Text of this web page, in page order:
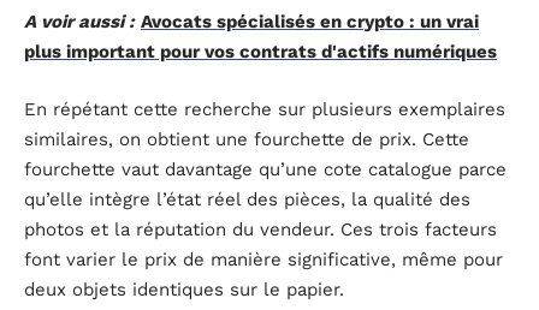
A voir aussi : Avocats spécialisés en crypto : un vrai
plus important pour vos contrats d'actifs numériques
En répétant cette recherche sur plusieurs exemplaires
similaires, on obtient une fourchette de prix. Cette
fourchette vaut davantage qu’une cote catalogue parce
qu’elle intègre l’état réel des pièces, la qualité des
photos et la réputation du vendeur. Ces trois facteurs
font varier le prix de manière significative, même pour
deux objets identiques sur le papier.